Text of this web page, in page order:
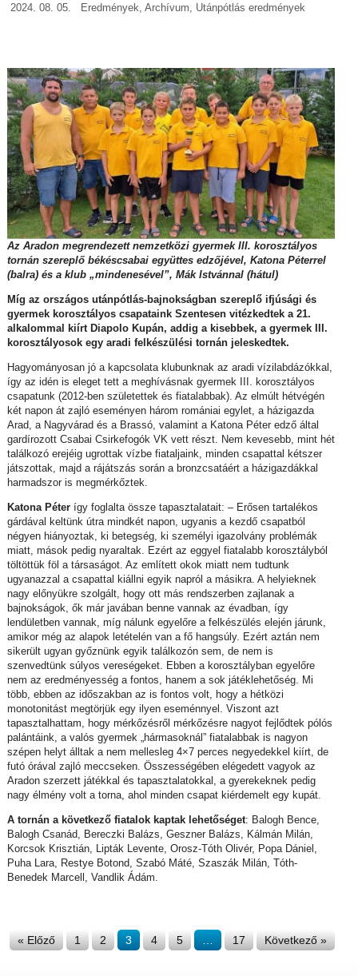
2024. 08. 05. Eredmények Archívum Utánpótlás eredmények
Az Aradon megrendezett nemzetközi gyermek III. korosztályos
tornán szereplő békéscsabai együttes edzőjével, Katona Péterrel
(balra) és a klub „mindenesével”, Mák Istvánnal (hátul)
Míg az országos utánpótlás-bajnokságban szereplő ifjúsági és
gyermek korosztályos csapataink Szentesen vitézkedtek a 21.
alkalommal kiírt Diapolo Kupán, addig a kisebbek, a gyermek III.
korosztályosok egy aradi felkészülési tornán jeleskedtek.
Hagyományosan jó a kapcsolata klubunknak az aradi vízilabdázókkal,
így az idén is eleget tett a meghívásnak gyermek III. korosztályos
csapatunk (2012-ben születettek és fiatalabbak). Az elmúlt hétvégén
két napon át zajló eseményen három romániai egylet, a házigazda
Arad, a Nagyvárad és a Brassó, valamint a Katona Péter edző által
gardírozott Csabai Csirkefogók VK vett részt. Nem kevesebb, mint hét
találkozó erejéig ugrottak vízbe fiataljaink, minden csapattal kétszer
játszottak, majd a rájátszás során a bronzcsatáért a házigazdákkal
harmadszor is megmérkőztek.
Katona Péterígy foglalta össze tapasztalatait: – Erősen tartalékos
gárdával keltünk útra mindkét napon, ugyanis a kezdő csapatból
négyen hiányoztak, ki betegség, ki személyi igazolvány problémák
miatt, mások pedig nyaraltak. Ezért az eggyel fiatalabb korosztályból
töltöttük föl a társaságot. Az említett okok miatt nem tudtunk
ugyanazzal a csapattal kiállni egyik napról a másikra. A helyieknek
nagy előnyükre szolgált, hogy ott más rendszerben zajlanak a
bajnokságok, ők már javában benne vannak az évadban, így
lendületben vannak, míg nálunk egyelőre a felkészülés elején járunk,
amikor még az alapok letételén van a fő hangsúly. Ezért aztán nem
sikerült ugyan győznünk egyik találkozón sem, de nem is
szenvedtünk súlyos vereségeket. Ebben a korosztályban egyelőre
nem az eredményesség a fontos, hanem a sok játéklehetőség. Mi
több, ebben az időszakban az is fontos volt, hogy a hétközi
monotonitást megtörjük egy ilyen eseménnyel. Viszont azt
tapasztalhattam, hogy mérkőzésről mérkőzésre nagyot fejlődtek pólós
palántáink, a valós gyermek „hármasoknál” fiatalabbak is nagyon
szépen helyt álltak a nem mellesleg 4×7 perces negyedekkel kiírt, de
futó órával zajló meccseken. Összességében elégedett vagyok az
Aradon szerzett játékkal és tapasztalatokkal, a gyerekeknek pedig
nagy élmény volt a torna, ahol minden csapat kiérdemelt egy kupát.
A tornán a következő fiatalok kaptak lehetőséget: Balogh Bence,
Balogh Csanád, Bereczki Balázs, Geszner Balázs, Kálmán Milán,
Korcsok Krisztián, Lipták Levente, Orosz-Tóth Olivér, Popa Dániel,
Puha Lara, Restye Botond, Szabó Máté, Szaszák Milán, Tóth-
Benedek Marcell, Vandlik Ádám.
« Előző 1 2 3 4 5 17 Következő »